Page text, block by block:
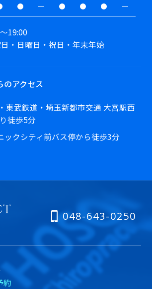
19:00
日曜日・祝日・年末年始
のアクセス
東武鉄道・埼玉新都市交通 大宮駅西
徒歩5分
ックシティ前バス停から徒歩3分
048-643-0250
約